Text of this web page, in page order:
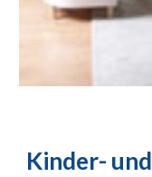
Kinder- und